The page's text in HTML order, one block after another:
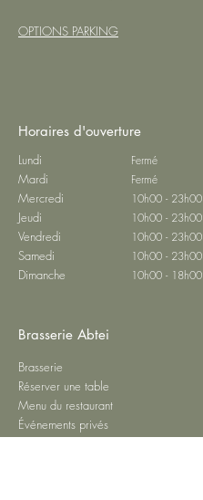
OPTIONS PARKING
Horaires d'ouverture
Lundi
Mardi
Mercredi
Jeudi
Vendredi
Samedi
Dimanche
Fermé
Fermé
10h00 - 23h00
10h00 - 23h00
10h00 - 23h00
10h00 - 23h00
10h00 - 18h00
Brasserie Abtei
Brasserie
Réserver une table
Menu du restaurant
Événements privés